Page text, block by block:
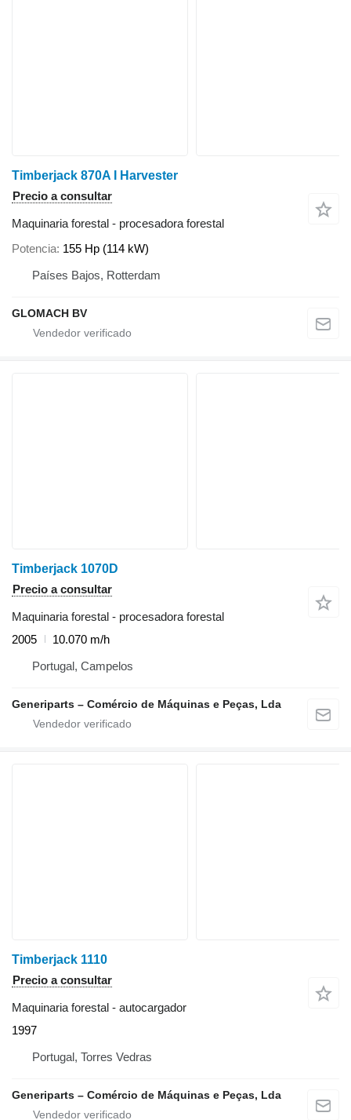
Timberjack 870A I Harvester
Precio a consultar
Maquinaria forestal - procesadora forestal
Potencia 155 Hp (114 kW)
Países Bajos, Rotterdam
GLOMACH BV
Timberjack 1070D
Precio a consultar
Maquinaria forestal - procesadora forestal
2005
10.070 m/h
Portugal, Campelos
Generiparts – Comércio de Máquinas e Peças, Lda
Timberjack 1110
Precio a consultar
Maquinaria forestal - autocargador
1997
Portugal, Torres Vedras
Generiparts – Comércio de Máquinas e Peças, Lda